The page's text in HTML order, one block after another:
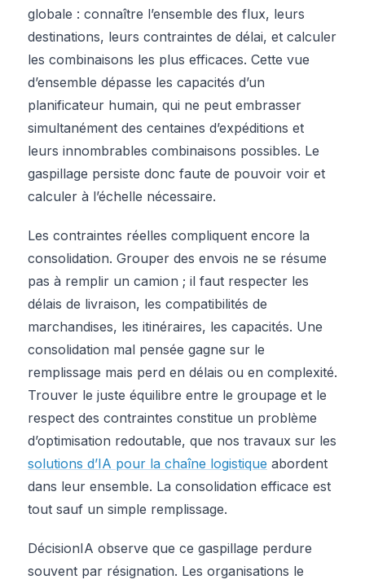
globale : connaître l’ensemble des flux, leurs
destinations, leurs contraintes de délai, et calculer
les combinaisons les plus efficaces. Cette vue
d’ensemble dépasse les capacités d’un
planificateur humain, qui ne peut embrasser
simultanément des centaines d’expéditions et
leurs innombrables combinaisons possibles. Le
gaspillage persiste donc faute de pouvoir voir et
calculer à l’échelle nécessaire.
Les contraintes réelles compliquent encore la
consolidation. Grouper des envois ne se résume
pas à remplir un camion ; il faut respecter les
délais de livraison, les compatibilités de
marchandises, les itinéraires, les capacités. Une
consolidation mal pensée gagne sur le
remplissage mais perd en délais ou en complexité.
Trouver le juste équilibre entre le groupage et le
respect des contraintes constitue un problème
d’optimisation redoutable, que nos travaux sur les
solutions d’IA pour la chaîne logistique abordent
dans leur ensemble. La consolidation efficace est
tout sauf un simple remplissage.
DécisionIA observe que ce gaspillage perdure
souvent par résignation. Les organisations le